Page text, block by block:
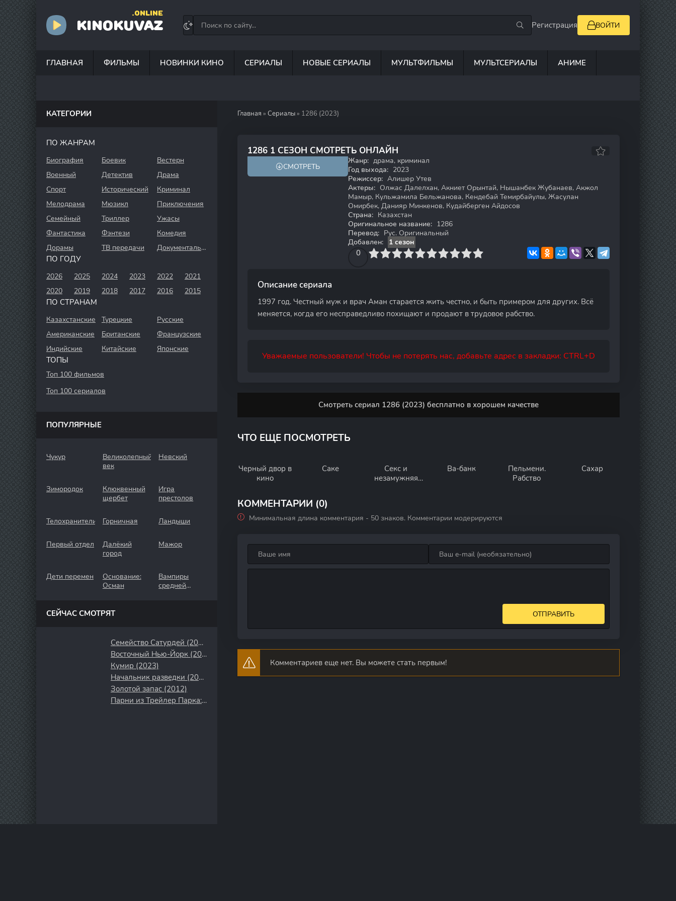
KINOKUVAZ
.ONLINE
Регистрация ВОЙТИ
ГЛАВНАЯ ФИЛЬМЫ НОВИНКИ КИНО СЕРИАЛЫ НОВЫЕ СЕРИАЛЫ МУЛЬТФИЛЬМЫ МУЛЬТСЕРИАЛЫ АНИМЕ
Главная » Сериалы » 1286 (2023)
1286 1 СЕЗОН СМОТРЕТЬ ОНЛАЙН
8.4
СМОТРЕТЬ
Жанр: драма, криминал
Год выхода: 2023
Режиссер: Алишер Утев
Актеры: Олжас Далелхан, Акниет Орынтай, Нышанбек Жубанаев, Акжол
Мамыр, Кульжамила Бельжанова, Кендебай Темирбайулы, Жасулан
Омирбек, Данияр Минкенов, Кудайберген Айдосов
Страна: Казахстан
Оригинальное название: 1286
Перевод: Рус. Оригинальный
Добавлен:
1 сезон
0
4 6 7 8 9 10
Описание сериала
1997 год. Честный муж и врач Аман старается жить честно, и быть примером для других. Всё
меняется, когда его несправедливо похищают и продают в трудовое рабство.
Уважаемые пользователи! Чтобы не потерять нас, добавьте адрес в закладки: CTRL+D
Смотреть сериал 1286 (2023) бесплатно в хорошем качестве
ЧТО ЕЩЕ ПОСМОТРЕТЬ
Черный двор в
кино
Саке
Секс и
незамужняя
Ва-банк
Пельмени.
Рабство
Сахар
КОММЕНТАРИИ (0)
Минимальная длина комментария - 50 знаков. Комментарии модерируются
ОТПРАВИТЬ
Комментариев еще нет. Вы можете стать первым!
КАТЕГОРИИ
ПО ЖАНРАМ
Биография Боевик
Вестерн
Военный
Детектив
Драма
Спорт
Исторический
Криминал
Мелодрама
Мюзикл
Приключения
Семейный
Триллер
Ужасы
Фантастика
Фэнтези
Комедия
Дорамы
ТВ передачи Документальный
ПО ГОДУ
2026 2025 2024 2023 2022
2021
2020
2019 2018 2017 2016 2015
ПО СТРАНАМ
Казахстанские Турецкие
Русские
Американские
Британские
Французские
Индийские
Китайские Японские
ТОПЫ
Топ 100 фильмов
Топ 100 сериалов
ПОПУЛЯРНЫЕ
Чукур
Великолепный
век
Невский
Зимородок
Клюквенный
щербет
Игра
престолов
Телохранители Горничная Ландыши
Первый отдел
Далёкий
город
Мажор
Дети перемен
Основание:
Осман
Вампиры
средней
СЕЙЧАС СМОТРЯТ
Семейство Сатурдей (2008)
Восточный Нью-Йорк (2022)
Кумир (2023)
Начальник разведки (2022)
Золотой запас (2012)
Парни из Трейлер Парка: Вне Парка (2016)